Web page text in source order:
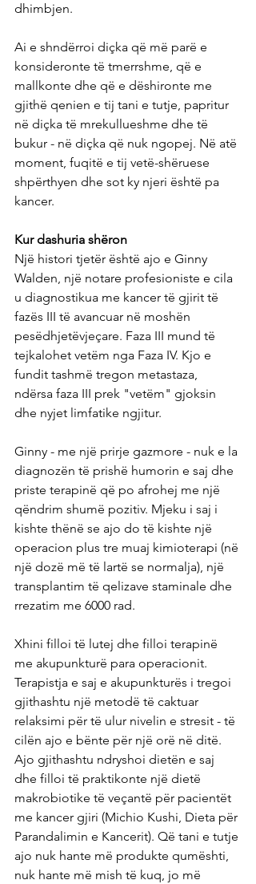
dhimbjen.
Ai e shndërroi diçka që më parë e
konsideronte të tmerrshme, që e
mallkonte dhe që e dëshironte me
gjithë qenien e tij tani e tutje, papritur
në diçka të mrekullueshme dhe të
bukur - në diçka që nuk ngopej. Në atë
moment, fuqitë e tij vetë-shëruese
shpërthyen dhe sot ky njeri është pa
kancer.
Kur dashuria shëron
Një histori tjetër është ajo e Ginny
Walden, një notare profesioniste e cila
u diagnostikua me kancer të gjirit të
fazës III të avancuar në moshën
pesëdhjetëvjeçare. Faza III mund të
tejkalohet vetëm nga Faza IV. Kjo e
fundit tashmë tregon metastaza,
ndërsa faza III prek "vetëm" gjoksin
dhe nyjet limfatike ngjitur.
Ginny - me një prirje gazmore - nuk e la
diagnozën të prishë humorin e saj dhe
priste terapinë që po afrohej me një
qëndrim shumë pozitiv. Mjeku i saj i
kishte thënë se ajo do të kishte një
operacion plus tre muaj kimioterapi (në
një dozë më të lartë se normalja), një
transplantim të qelizave staminale dhe
rrezatim me 6000 rad.
Xhini filloi të lutej dhe filloi terapinë
me akupunkturë para operacionit.
Terapistja e saj e akupunkturës i tregoi
gjithashtu një metodë të caktuar
relaksimi për të ulur nivelin e stresit - të
cilën ajo e bënte për një orë në ditë.
Ajo gjithashtu ndryshoi dietën e saj
dhe filloi të praktikonte një dietë
makrobiotike të veçantë për pacientët
me kancer gjiri (Michio Kushi, Dieta për
Parandalimin e Kancerit). Që tani e tutje
ajo nuk hante më produkte qumështi,
nuk hante më mish të kuq, jo më